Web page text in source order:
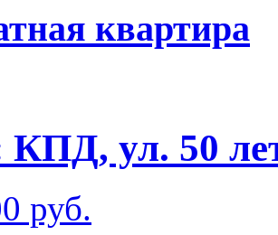
квартира
КПД, ул. 50
руб.